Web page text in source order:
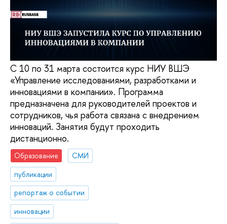
С 10 по 31 марта состоится курс НИУ ВШЭ
«Управление исследованиями, разработками и
инновациями в компании». Программа
предназначена для руководителей проектов и
сотрудников, чья работа связана с внедрением
инноваций. Занятия будут проходить
дистанционно.
Образование
СМИ
публикации
репортаж о событии
инновации